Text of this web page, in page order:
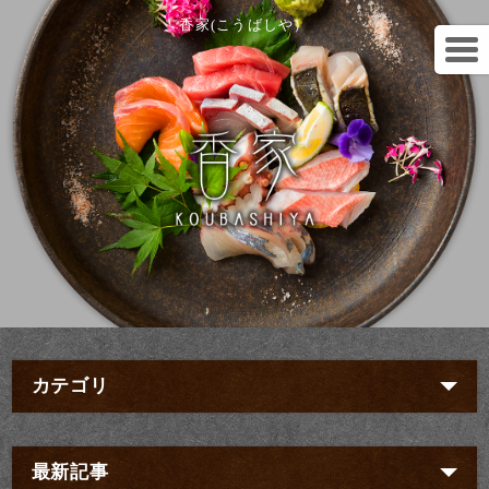
香家(こうばしや）
カテゴリ
最新記事